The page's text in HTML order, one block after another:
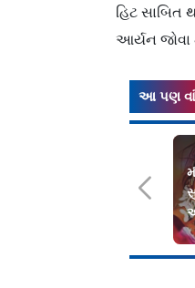
હિટ સાબિત
આર્યન જોવા
આ પણ